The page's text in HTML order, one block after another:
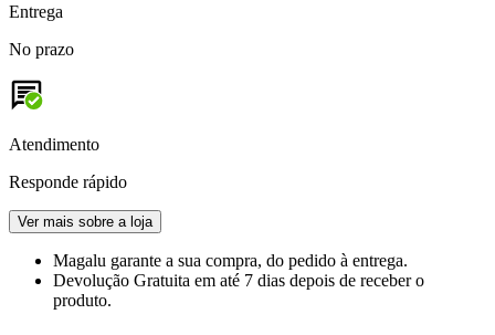
Entrega
No prazo
Atendimento
Responde rápido
Ver mais sobre a loja
Magalu garante a sua compra, do pedido à entrega.
Devolução Gratuita em até 7 dias depois de receber o
produto.